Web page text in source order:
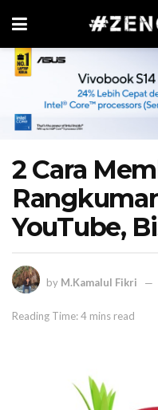
2 Cara
YouTube,
by M.Kamalul Fikri
Reading Time: 4 mins read